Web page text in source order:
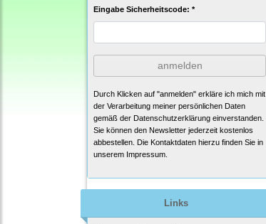
Eingabe Sicherheitscode: *
anmelden
Durch Klicken auf "anmelden" erkläre ich mich mit
der Verarbeitung meiner persönlichen Daten
gemäß der Datenschutzerklärung einverstanden.
Sie können den Newsletter jederzeit kostenlos
abbestellen. Die Kontaktdaten hierzu finden Sie in
unserem Impressum.
Links